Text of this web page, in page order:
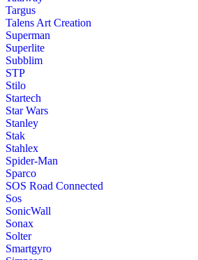
Targus
Talens Art Creation
Superman
Superlite
Subblim
STP
Stilo
Startech
Star Wars
Stanley
Stak
Stahlex
Spider-Man
Sparco
SOS Road Connected
Sos
SonicWall
Sonax
Solter
Smartgyro